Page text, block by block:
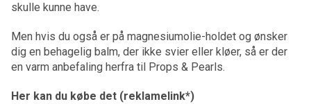
skulle kunne have.
Men hvis du også er på magnesiumolie-holdet og ønsker
dig en behagelig balm, der ikke svier eller kløer, så er der
en varm anbefaling herfra til Props & Pearls.
Her kan du købe det (reklamelink*)